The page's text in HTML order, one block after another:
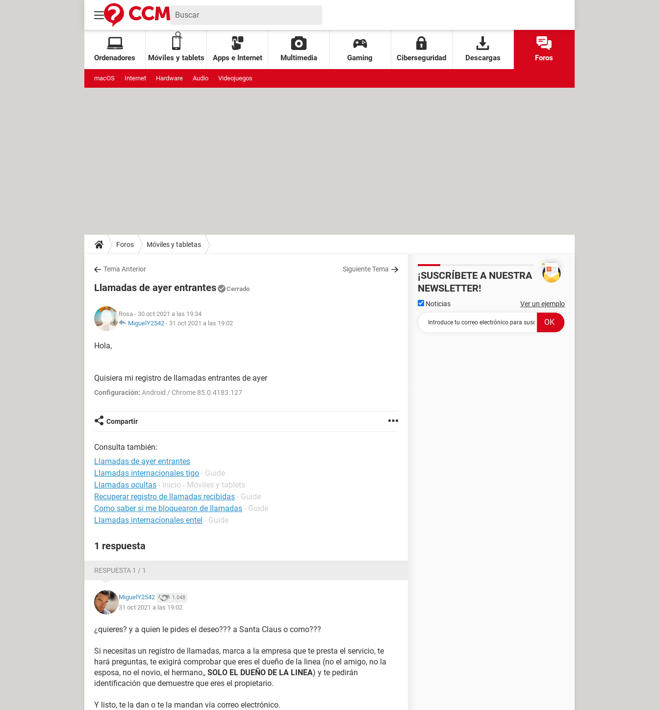
Ordenadores Móviles y tablets Apps e Internet Multimedia Gaming Ciberseguridad Descargas Foros
macOS Internet Hardware Audio Videojuegos
Foros Móviles y tabletas
Tema Anterior Siguiente Tema
Llamadas de ayer entrantes Cerrado
Rosa - 30 oct 2021 a las 19:34
MiguelY2542 - 31 oct 2021 a las 19:02
Hola,
Quisiera mi registro de llamadas entrantes de ayer
Configuración: Android / Chrome 85.0.4183.127
Compartir
Consulta también:
Llamadas de ayer entrantes
Llamadas internacionales tigo - Guide
Llamadas ocultas - Inicio - Móviles y tablets
Recuperar registro de llamadas recibidas - Guide
Como saber si me bloquearon de llamadas - Guide
Llamadas internacionales entel - Guide
1 respuesta
RESPUESTA 1 / 1
MiguelY2542 1.048
31 oct 2021 a las 19:02
¿quieres? y a quien le pides el deseo??? a Santa Claus o como???
Si necesitas un registro de llamadas, marca a la empresa que te presta el servicio, te
hará preguntas, te exigirá comprobar que eres el dueño de la linea (no el amigo, no la
esposa, no el novio, el hermano,, SOLO EL DUEÑO DE LA LINEA) y te pedirán
identificación que demuestre que eres el propietario.
Y listo, te la dan o te la mandan vía correo electrónico.
¡SUSCRÍBETE A NUESTRA
NEWSLETTER!
Noticias Ver un ejemplo